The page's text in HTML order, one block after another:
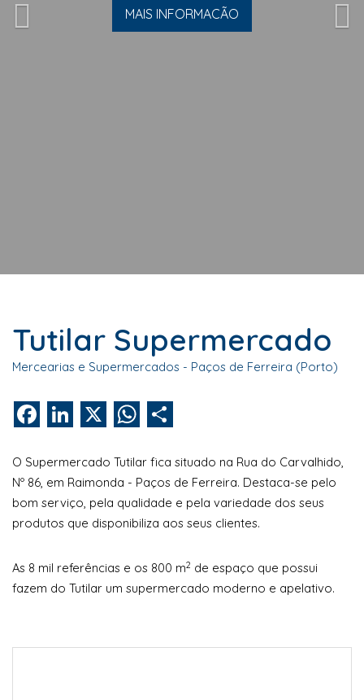
MAIS INFORMACÃO
Tutilar Supermercado
Mercearias e Supermercados - Paços de Ferreira (Porto)
FacebookLinkedIn WhatsApp
O Supermercado Tutilar fica situado na Rua do Carvalhido,
Nº 86, em Raimonda - Paços de Ferreira. Destaca-se pelo
bom serviço, pela qualidade e pela variedade dos seus
produtos que disponibiliza aos seus clientes.
As 8 mil referências e os 800 m2 de espaço que possui
fazem do Tutilar um supermercado moderno e apelativo.